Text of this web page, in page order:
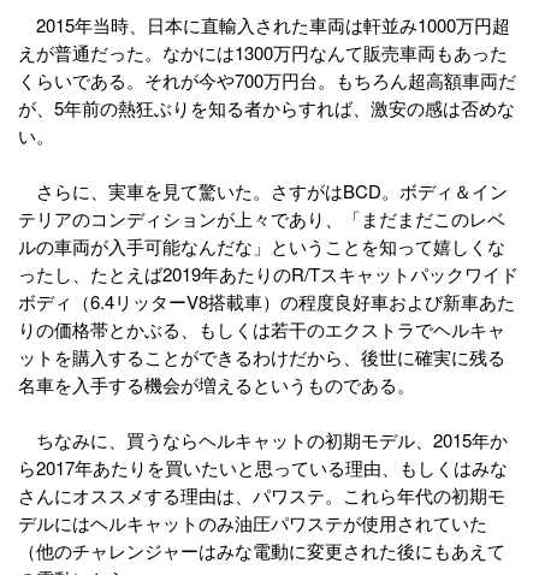
2015年当時、日本に直輸入された車両は軒並み1000万円超
えが普通だった。なかには1300万円なんて販売車両もあった
くらいである。それが今や700万円台。もちろん超高額車両だ
が、5年前の熱狂ぶりを知る者からすれば、激安の感は否めな
い。
さらに、実車を見て驚いた。さすがはBCD。ボディ＆イン
テリアのコンディションが上々であり、「まだまだこのレベ
ルの車両が入手可能なんだな」ということを知って嬉しくな
ったし、たとえば2019年あたりのR/Tスキャットパックワイド
ボディ（6.4リッターV8搭載車）の程度良好車および新車あた
りの価格帯とかぶる、もしくは若干のエクストラでヘルキャ
ットを購入することができるわけだから、後世に確実に残る
名車を入手する機会が増えるというものである。
ちなみに、買うならヘルキャットの初期モデル、2015年か
ら2017年あたりを買いたいと思っている理由、もしくはみな
さんにオススメする理由は、パワステ。これら年代の初期モ
デルにはヘルキャットのみ油圧パワステが使用されていた
（他のチャレンジャーはみな電動に変更された後にもあえて